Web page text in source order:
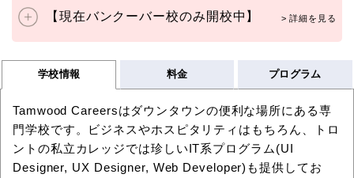
【現在バンクーバー校のみ開校中】
学校情報 料金 プログラム
Tamwood Careersはダウンタウンの便利な場所にある専
門学校です。ビジネスやホスピタリティはもちろん、
トロ
ントの私立カレッジでは珍しいIT系プログラム(UI
Designer, UX Designer, Web Developer)も提供してお